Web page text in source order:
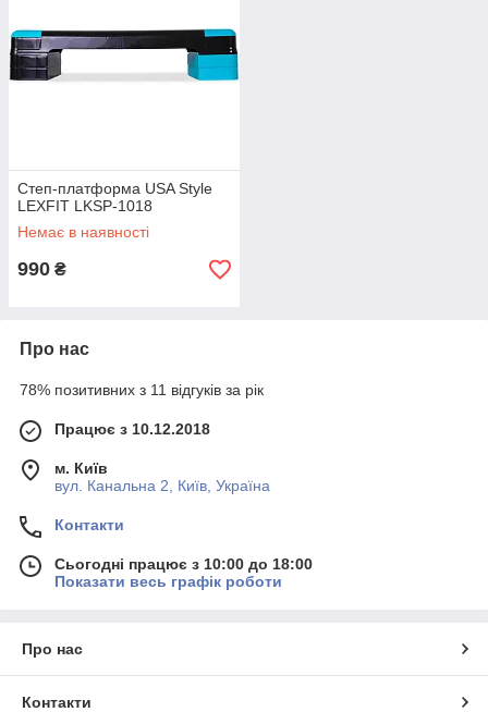
Степ-платформа USA Style
LEXFIT LKSP-1018
Немає в наявності
990 ₴
Про нас
78% позитивних з 11 відгуків за рік
Працює з 10.12.2018
м. Київ
вул. Канальна 2, Київ, Україна
Контакти
Сьогодні працює з 10:00 до 18:00
Показати весь графік роботи
Про нас
Контакти